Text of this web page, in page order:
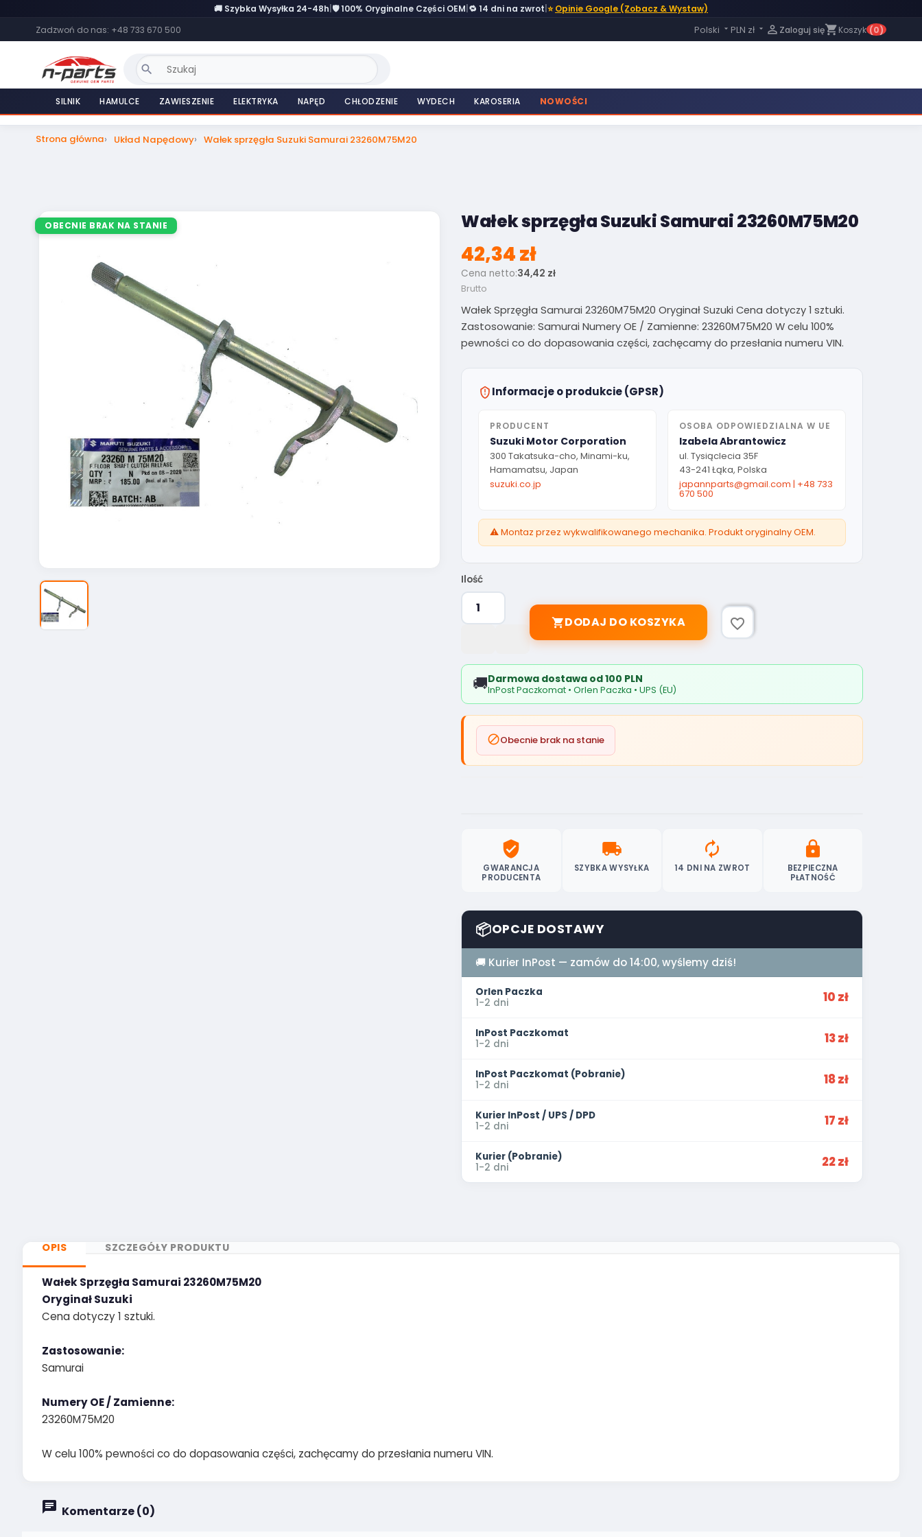
🚚 Szybka Wysyłka 24-48h 🛡️ 100% Oryginalne Części OEM 🔁 14 dni na zwrot ⭐Opinie Google (Zobacz & Wystaw)
Zadzwoń do nas: +48 733 670 500 Język:
Polski  PLN zł   Zaloguj sięshopping_cartKoszyk (0)
search
SILNIK HAMULCE ZAWIESZENIE ELEKTRYKA NAPĘD CHŁODZENIE WYDECH KAROSERIA NOWOŚCI
Strona główna Układ Napędowy Wałek sprzęgła Suzuki Samurai 23260M75M20
OBECNIE BRAK NA STANIE Wałek sprzęgła Suzuki Samurai 23260M75M20
42,34 zł
Cena netto:34,42 zł
Brutto
Wałek Sprzęgła Samurai 23260M75M20 Oryginał Suzuki Cena dotyczy 1 sztuki.
Zastosowanie: Samurai Numery OE / Zamienne: 23260M75M20 W celu 100%
pewności co do dopasowania części, zachęcamy do przesłania numeru VIN.
Informacje o produkcie (GPSR)
PRODUCENT
Suzuki Motor Corporation
300 Takatsuka-cho, Minami-ku,
Hamamatsu, Japan
suzuki.co.jp
OSOBA ODPOWIEDZIALNA W UE
Izabela Abrantowicz
ul. Tysiąclecia 35F
43-241 Łąka, Polska
japannparts@gmail.com | +48 733
670 500
⚠️ Montaz przez wykwalifikowanego mechanika. Produkt oryginalny OEM.
Ilość
DODAJ DO KOSZYKA favorite_border
🚚Darmowa dostawa od 100 PLN
InPost Paczkomat • Orlen Paczka • UPS (EU)
Obecnie brak na stanie
verified_user
GWARANCJA
PRODUCENTA
local_shipping
SZYBKA WYSYŁKA
autorenew
14 DNI NA ZWROT
lock
BEZPIECZNA
PŁATNOŚĆ
📦OPCJE DOSTAWY
🚚 Kurier InPost — zamów do 14:00, wyślemy dziś!
Orlen Paczka
1-2 dni
10 zł
InPost Paczkomat
1-2 dni
13 zł
InPost Paczkomat (Pobranie)
1-2 dni
18 zł
Kurier InPost / UPS / DPD
1-2 dni
17 zł
Kurier (Pobranie)
1-2 dni
22 zł
OPIS SZCZEGÓŁY PRODUKTU
Wałek Sprzęgła Samurai 23260M75M20
Oryginał Suzuki
Cena dotyczy 1 sztuki.
Zastosowanie:
Samurai
Numery OE / Zamienne:
23260M75M20
W celu 100% pewności co do dopasowania części, zachęcamy do przesłania numeru VIN.
Komentarze (0)